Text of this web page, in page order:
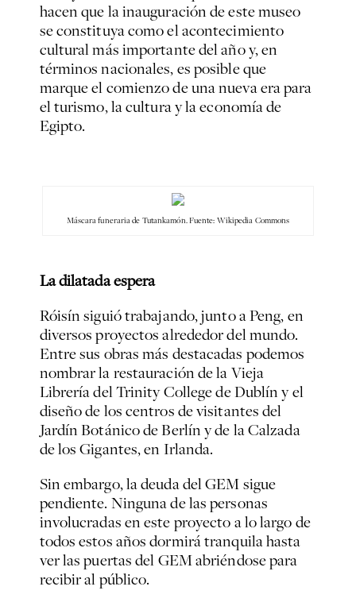
hacen que la inauguración de este museo
se constituya como el acontecimiento
cultural más importante del año y, en
términos nacionales, es posible que
marque el comienzo de una nueva era para
el turismo, la cultura y la economía de
Egipto.
Máscara funeraria de Tutankamón. Fuente: Wikipedia Commons
La dilatada espera
Róisín siguió trabajando, junto a Peng, en
diversos proyectos alrededor del mundo.
Entre sus obras más destacadas podemos
nombrar la restauración de la Vieja
Librería del Trinity College de Dublín y el
diseño de los centros de visitantes del
Jardín Botánico de Berlín y de la Calzada
de los Gigantes, en Irlanda.
Sin embargo, la deuda del GEM sigue
pendiente. Ninguna de las personas
involucradas en este proyecto a lo largo de
todos estos años dormirá tranquila hasta
ver las puertas del GEM abriéndose para
recibir al público.